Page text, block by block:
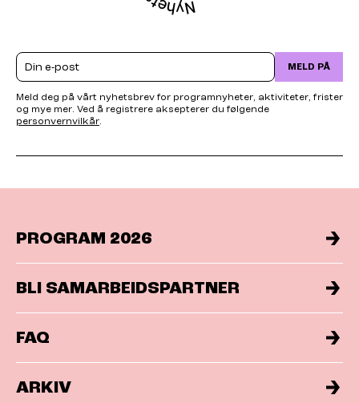
Email MELD PÅ
Meld deg på vårt nyhetsbrev for programnyheter, aktiviteter, frister
og mye mer. Ved å registrere aksepterer du følgende
personvernvilkår.
PROGRAM 2026
BLI SAMARBEIDSPARTNER
FAQ
ARKIV